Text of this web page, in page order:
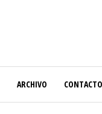
ARCHIVO CONTACTO